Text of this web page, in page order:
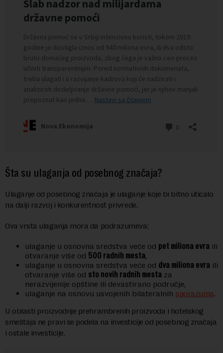
Šta su ulaganja od posebnog značaja?
Ulaganje od posebnog značaja je ulaganje koje bi bitno uticalo
na dalji razvoj i konkurentnost privrede.
Ova vrsta ulaganja mora da podrazumeva:
ulaganje u osnovna sredstva veće od pet miliona evra ili
otvaranje više od 500 radnih mesta,
ulaganje u osnovna sredstva veće od dva miliona evra ili
otvaranje više od sto novih radnih mesta za
nerazvijenije opštine ili devastirano područje,
ulaganje na osnovu usvojenih bilateralnih sporazuma.
U oblasti proizvodnje prehrambrenih proizvoda i hotelskog
smeštaja ne pravi se podela na investicije od posebnog značaja
i ostale investicije.